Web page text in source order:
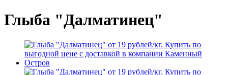
Глыба "Далматинец"